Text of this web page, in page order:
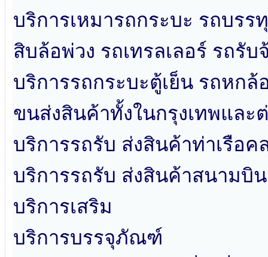
บริการเหมารถกระบะ รถบร
สิบล้อพ่วง รถเทรลเลอร์ รถรั
บริการรถกระบะตู้เย็น รถหก
ขนส่งสินค้าทั้งในกรุงเทพและ
บริการรถรับ ส่งสินค้าท่าเรือค
บริการรถรับ ส่งสินค้าสนามบิ
บริการเสริม
บริการบรรจุภัณฑ์